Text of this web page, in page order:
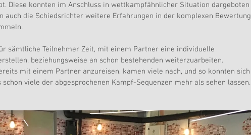
Diese konnten im Anschluss in wettkampfähnlicher Situation dargeboten
auch die Schiedsrichter weitere Erfahrungen in der komplexen Bewertung
sämtliche Teilnehmer Zeit, mit einem Partner eine individuelle
beziehungsweise an schon bestehenden weiterzuarbeiten.
mit einem Partner anzureisen, kamen viele nach, und so konnten sich
schon viele der abgesprochenen Kampf-Sequenzen mehr als sehen lassen.